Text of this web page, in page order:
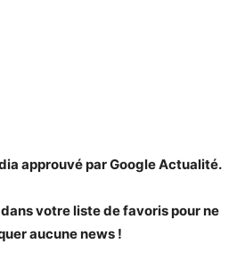
approuvé par Google Actualité.
votre liste de favoris pour ne
aucune news !